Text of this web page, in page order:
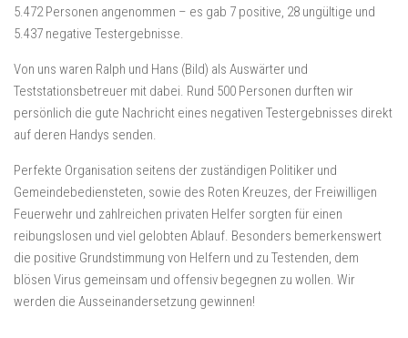
5.472 Personen angenommen – es gab 7 positive, 28 ungültige und
5.437 negative Testergebnisse.
Von uns waren Ralph und Hans (Bild) als Auswärter und
Teststationsbetreuer mit dabei. Rund 500 Personen durften wir
persönlich die gute Nachricht eines negativen Testergebnisses direkt
auf deren Handys senden.
Perfekte Organisation seitens der zuständigen Politiker und
Gemeindebediensteten, sowie des Roten Kreuzes, der Freiwilligen
Feuerwehr und zahlreichen privaten Helfer sorgten für einen
reibungslosen und viel gelobten Ablauf. Besonders bemerkenswert
die positive Grundstimmung von Helfern und zu Testenden, dem
blösen Virus gemeinsam und offensiv begegnen zu wollen. Wir
werden die Ausseinandersetzung gewinnen!